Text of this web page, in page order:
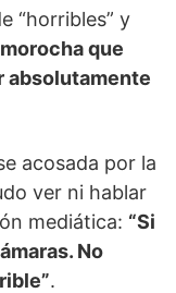
“horribles” y
morocha que
absolutamente
acosada por la
ver ni hablar
mediática: “Si
No
.